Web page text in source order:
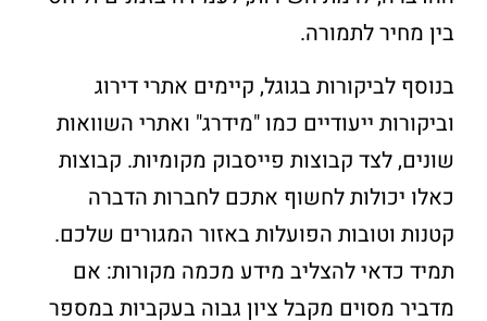
בין מחיר לתמורה.
בנוסף לביקורות בגוגל, קיימים אתרי דירוג
וביקורות ייעודיים כמו "מידרג" ואתרי השוואות
שונים, לצד קבוצות פייסבוק מקומיות. קבוצות
כאלו יכולות לחשוף אתכם לחברות הדברה
קטנות וטובות הפועלות באזור המגורים שלכם.
תמיד כדאי להצליב מידע מכמה מקורות: אם
מדביר מסוים מקבל ציון גבוה בעקביות במספר